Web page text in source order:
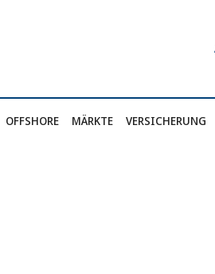
OFFSHORE MÄRKTE VERSICHERUNG